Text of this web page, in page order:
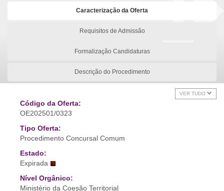
Caracterização da Oferta
Requisitos de Admissão
Formalização Candidaturas
Descrição do Procedimento
VER TUDO
Código da Oferta:
OE202501/0323
Tipo Oferta:
Procedimento Concursal Comum
Estado:
Expirada
Nível Orgânico:
Ministério da Coesão Territorial